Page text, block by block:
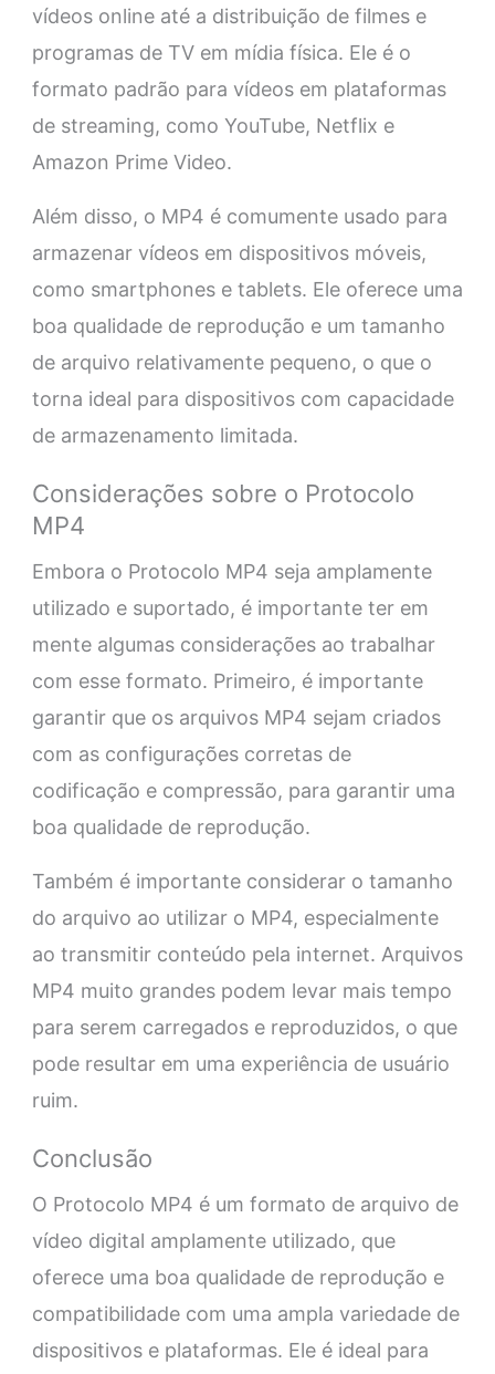
vídeos online até a distribuição de filmes e
programas de TV em mídia física. Ele é o
formato padrão para vídeos em plataformas
de streaming, como YouTube, Netflix e
Amazon Prime Video.
Além disso, o MP4 é comumente usado para
armazenar vídeos em dispositivos móveis,
como smartphones e tablets. Ele oferece uma
boa qualidade de reprodução e um tamanho
de arquivo relativamente pequeno, o que o
torna ideal para dispositivos com capacidade
de armazenamento limitada.
Considerações sobre o Protocolo
MP4
Embora o Protocolo MP4 seja amplamente
utilizado e suportado, é importante ter em
mente algumas considerações ao trabalhar
com esse formato. Primeiro, é importante
garantir que os arquivos MP4 sejam criados
com as configurações corretas de
codificação e compressão, para garantir uma
boa qualidade de reprodução.
Também é importante considerar o tamanho
do arquivo ao utilizar o MP4, especialmente
ao transmitir conteúdo pela internet. Arquivos
MP4 muito grandes podem levar mais tempo
para serem carregados e reproduzidos, o que
pode resultar em uma experiência de usuário
ruim.
Conclusão
O Protocolo MP4 é um formato de arquivo de
vídeo digital amplamente utilizado, que
oferece uma boa qualidade de reprodução e
compatibilidade com uma ampla variedade de
dispositivos e plataformas. Ele é ideal para